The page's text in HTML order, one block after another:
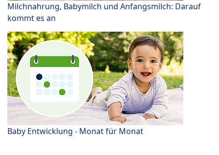
Milchnahrung, Babymilch und Anfangsmilch: Darauf
kommt es an
Baby Entwicklung - Monat für Monat